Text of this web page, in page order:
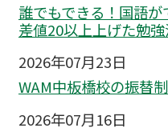
誰でもできる！国語
差値20以上上げた勉
2026年07月23日
WAM中板橋校の振替
2026年07月16日